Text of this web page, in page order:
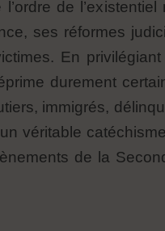
de
ses réformes
En
durement
immigrés,
véritable
de la